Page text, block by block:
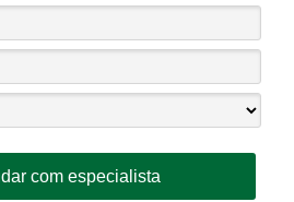
com especialista